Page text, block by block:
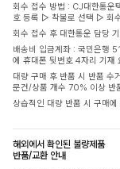
회수 접수 방법 : CJ대한통
호 등록 ▷ 착불로 선택 ▷ 회
회수 접수 후 대한통운 담당
배송비 입금계좌 : 국민은
에 휴대폰 뒷번호 4자리 기재
대량 구매 후 반품 시 반품 수
문건/상품 개수 70% 이상 반
상습적인 대량 반품 시 구매
해외에서 확인된 불량제품
반품/교환 안내